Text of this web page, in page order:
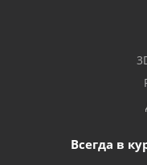
Всегда в